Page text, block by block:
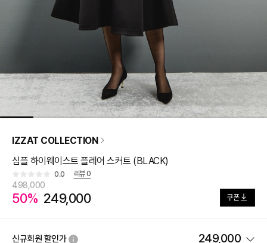
IZZAT COLLECTION
심플 하이웨이스트 플레어 스커트 (BLACK)
0.0 리뷰0
498,000
50% 249,000 쿠폰
신규회원 할인가 249,000